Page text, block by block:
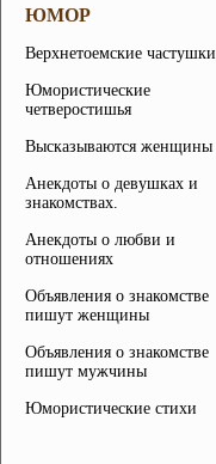
ЮМОР
Верхнетоемские частушки
Юмористические
четверостишья
Высказываются женщины
Анекдоты о девушках и
знакомствах.
Анекдоты о любви и
отношениях
Объявления о знакомстве
пишут женщины
Объявления о знакомстве
пишут мужчины
Юмористические стихи